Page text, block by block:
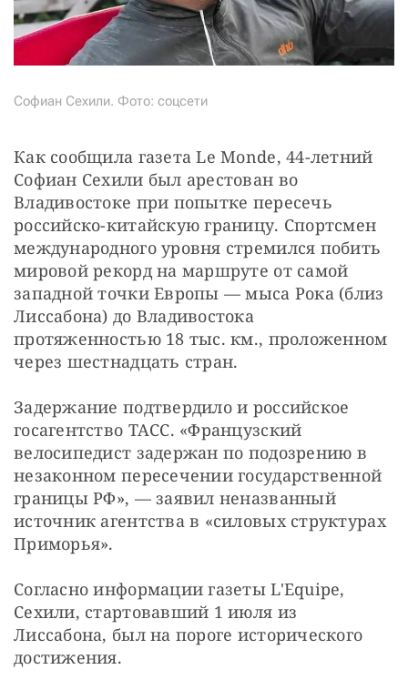
Софиан Сехили. Фото: соцсети
Как сообщила газета Le Monde, 44-летний
Софиан Сехили был арестован во
Владивостоке при попытке пересечь
российско-китайскую границу. Спортсмен
международного уровня стремился побить
мировой рекорд на маршруте от самой
западной точки Европы — мыса Рока (близ
Лиссабона) до Владивостока
протяженностью 18 тыс. км., проложенном
через шестнадцать стран.
Задержание подтвердило и российское
госагентство ТАСС. «Французский
велосипедист задержан по подозрению в
незаконном пересечении государственной
границы РФ», — заявил неназванный
источник агентства в «силовых структурах
Приморья».
Согласно информации газеты L'Equipe,
Сехили, стартовавший 1 июля из
Лиссабона, был на пороге исторического
достижения.